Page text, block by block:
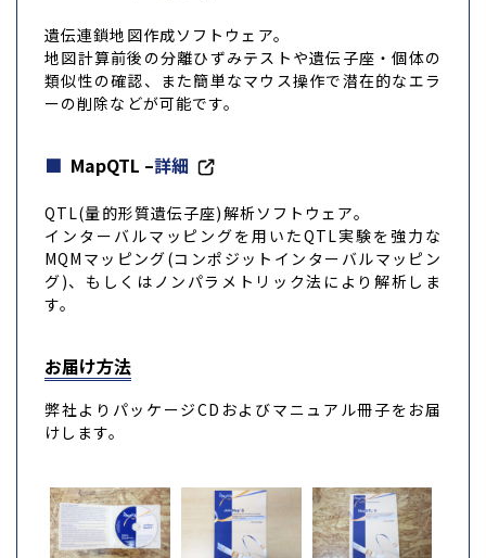
遺伝連鎖地図作成ソフトウェア。
地図計算前後の分離ひずみテストや遺伝子座・個体の
類似性の確認、また簡単なマウス操作で潜在的なエラ
ーの削除などが可能です。
MapQTL –詳細
QTL(量的形質遺伝子座)解析ソフトウェア。
インターバルマッピングを用いたQTL実験を強力な
MQMマッピング(コンポジットインターバルマッピン
グ)、もしくはノンパラメトリック法により解析しま
す。
お届け方法
弊社よりパッケージCDおよびマニュアル冊子をお届
けします。